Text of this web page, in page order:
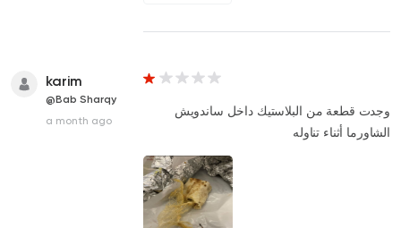
karim
@Bab Sharqy
a month ago
وجدت قطعة من البلاستيك داخل ساندويش
الشاورما أثناء تناوله